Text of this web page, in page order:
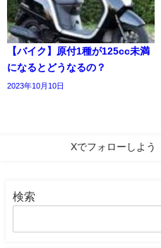
【バイク】原付1種が125cc未満
になるとどうなるの？
2023年10月10日
Xでフォローしよう
検索